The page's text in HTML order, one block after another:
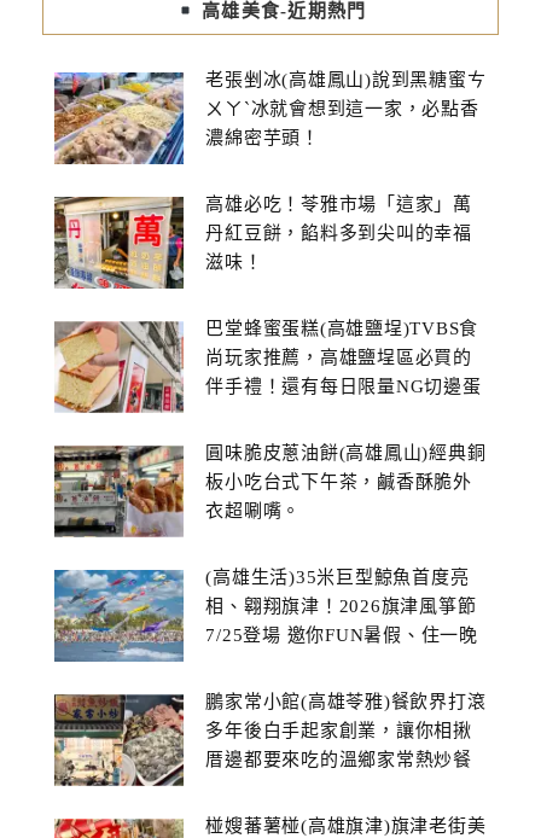
高雄美食-近期熱門
老張剉冰(高雄鳳山)說到黑糖蜜ㄘ
ㄨㄚˋ冰就會想到這一家，必點香
濃綿密芋頭！
高雄必吃！苓雅市場「這家」萬
丹紅豆餅，餡料多到尖叫的幸福
滋味！
巴堂蜂蜜蛋糕(高雄鹽埕)TVBS食
尚玩家推薦，高雄鹽埕區必買的
伴手禮！還有每日限量NG切邊蛋
圓味脆皮蔥油餅(高雄鳳山)經典銅
板小吃台式下午茶，鹹香酥脆外
衣超唰嘴。
(高雄生活)35米巨型鯨魚首度亮
相、翱翔旗津！2026旗津風箏節
7/25登場 邀你FUN暑假、住一晚
鵬家常小館(高雄苓雅)餐飲界打滾
多年後白手起家創業，讓你相揪
厝邊都要來吃的溫鄉家常熱炒餐
椪嫂蕃薯椪(高雄旗津)旗津老街美